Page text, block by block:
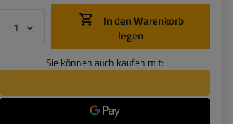
legen
Sie können auch kaufen mit: